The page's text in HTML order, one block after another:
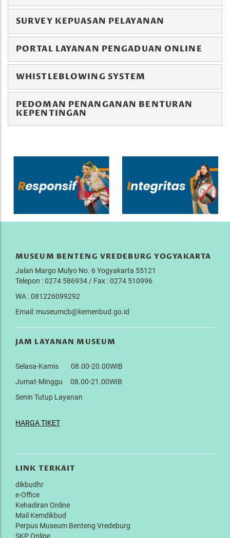
SURVEY KEPUASAN PELAYANAN
PORTAL LAYANAN PENGADUAN ONLINE
WHISTLEBLOWING SYSTEM
PEDOMAN PENANGANAN BENTURAN
KEPENTINGAN
MUSEUM BENTENG VREDEBURG YOGYAKARTA
Jalan Margo Mulyo No. 6 Yogyakarta 55121
Telepon : 0274 586934 / Fax : 0274 510996
WA : 081226099292
Email: museumcb@kemenbud.go.id
JAM LAYANAN MUSEUM
Selasa-Kamis 08.00-20.00WIB
Jumat-Minggu 08.00-21.00WIB
Senin Tutup Layanan
HARGA TIKET
LINK TERKAIT
dikbudhr
e-Office
Kehadiran Online
Mail Kemdikbud
Perpus Museum Benteng Vredeburg
SKP Online